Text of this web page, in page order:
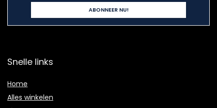
Snelle links
Home
Alles winkelen